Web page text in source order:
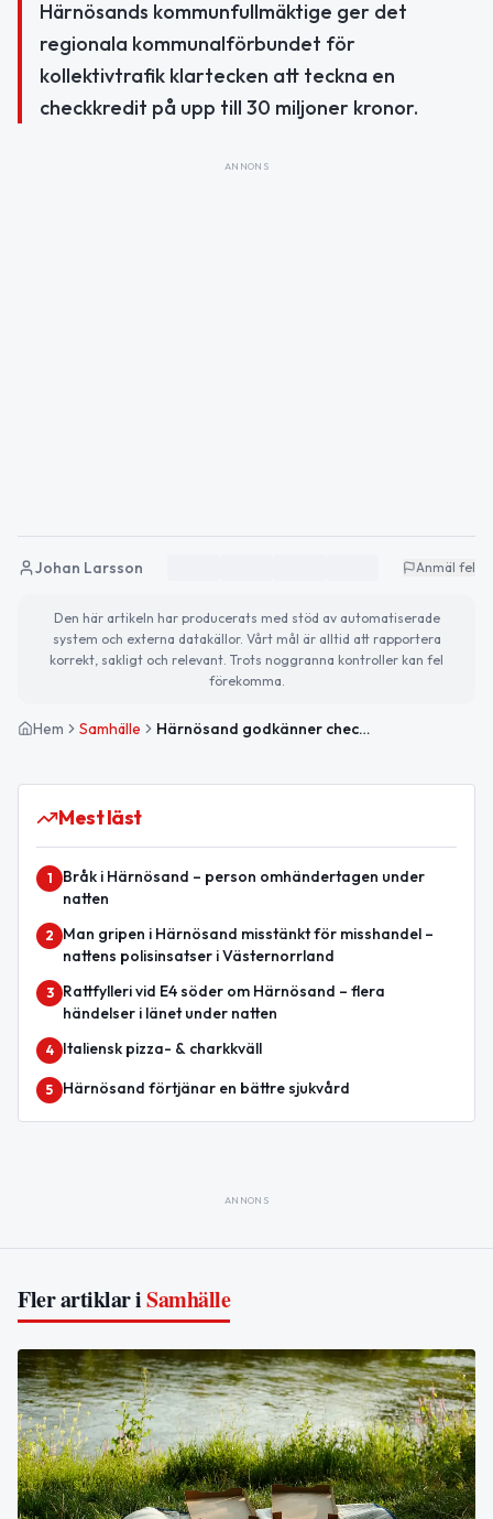
Härnösands kommunfullmäktige ger det
regionala kommunalförbundet för
kollektivtrafik klartecken att teckna en
checkkredit på upp till 30 miljoner kronor.
ANNONS
Johan Larsson Anmäl fel
Den här artikeln har producerats med stöd av automatiserade
system och externa datakällor. Vårt mål är alltid att rapportera
korrekt, sakligt och relevant. Trots noggranna kontroller kan fel
förekomma.
Hem Samhälle Härnösand godkänner checkkredit till kollektivtrafiken
Mest läst
1
Bråk i Härnösand – person omhändertagen under
natten
2
Man gripen i Härnösand misstänkt för misshandel –
nattens polisinsatser i Västernorrland
3
Rattfylleri vid E4 söder om Härnösand – flera
händelser i länet under natten
4 Italiensk pizza- & charkkväll
5 Härnösand förtjänar en bättre sjukvård
ANNONS
Fler artiklar iSamhälle